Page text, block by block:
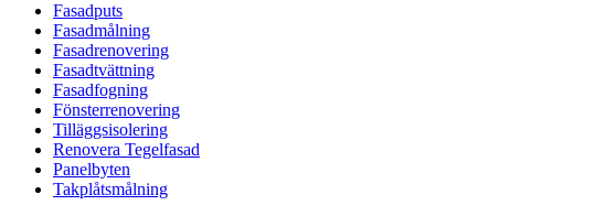
Fasadputs
Fasadmålning
Fasadrenovering
Fasadtvättning
Fasadfogning
Fönsterrenovering
Tilläggsisolering
Renovera Tegelfasad
Panelbyten
Takplåtsmålning